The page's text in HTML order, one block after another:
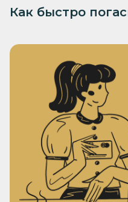
Как быстро